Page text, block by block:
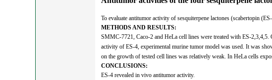
To evaluate antitumor activity of sesquiterpene lactones (scabertopin
METHODS AND RESULTS:
SMMC-7721, Caco-2 and HeLa cell lines were treated with ES-
activity of ES-4, experimental murine tumor model was used. It was
on the growth of tested cell lines was relatively weak. In HeLa cells
CONCLUSIONS:
ES-4 revealed in vivo antitumor activity.